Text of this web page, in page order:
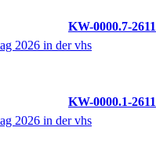
KW-0000.7-2611
2026 in der vhs
KW-0000.1-2611
2026 in der vhs